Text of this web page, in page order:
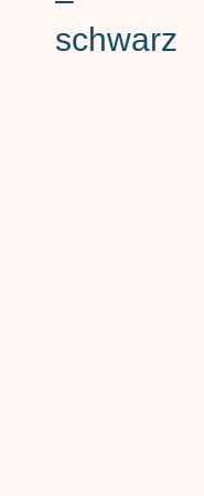
schwarz